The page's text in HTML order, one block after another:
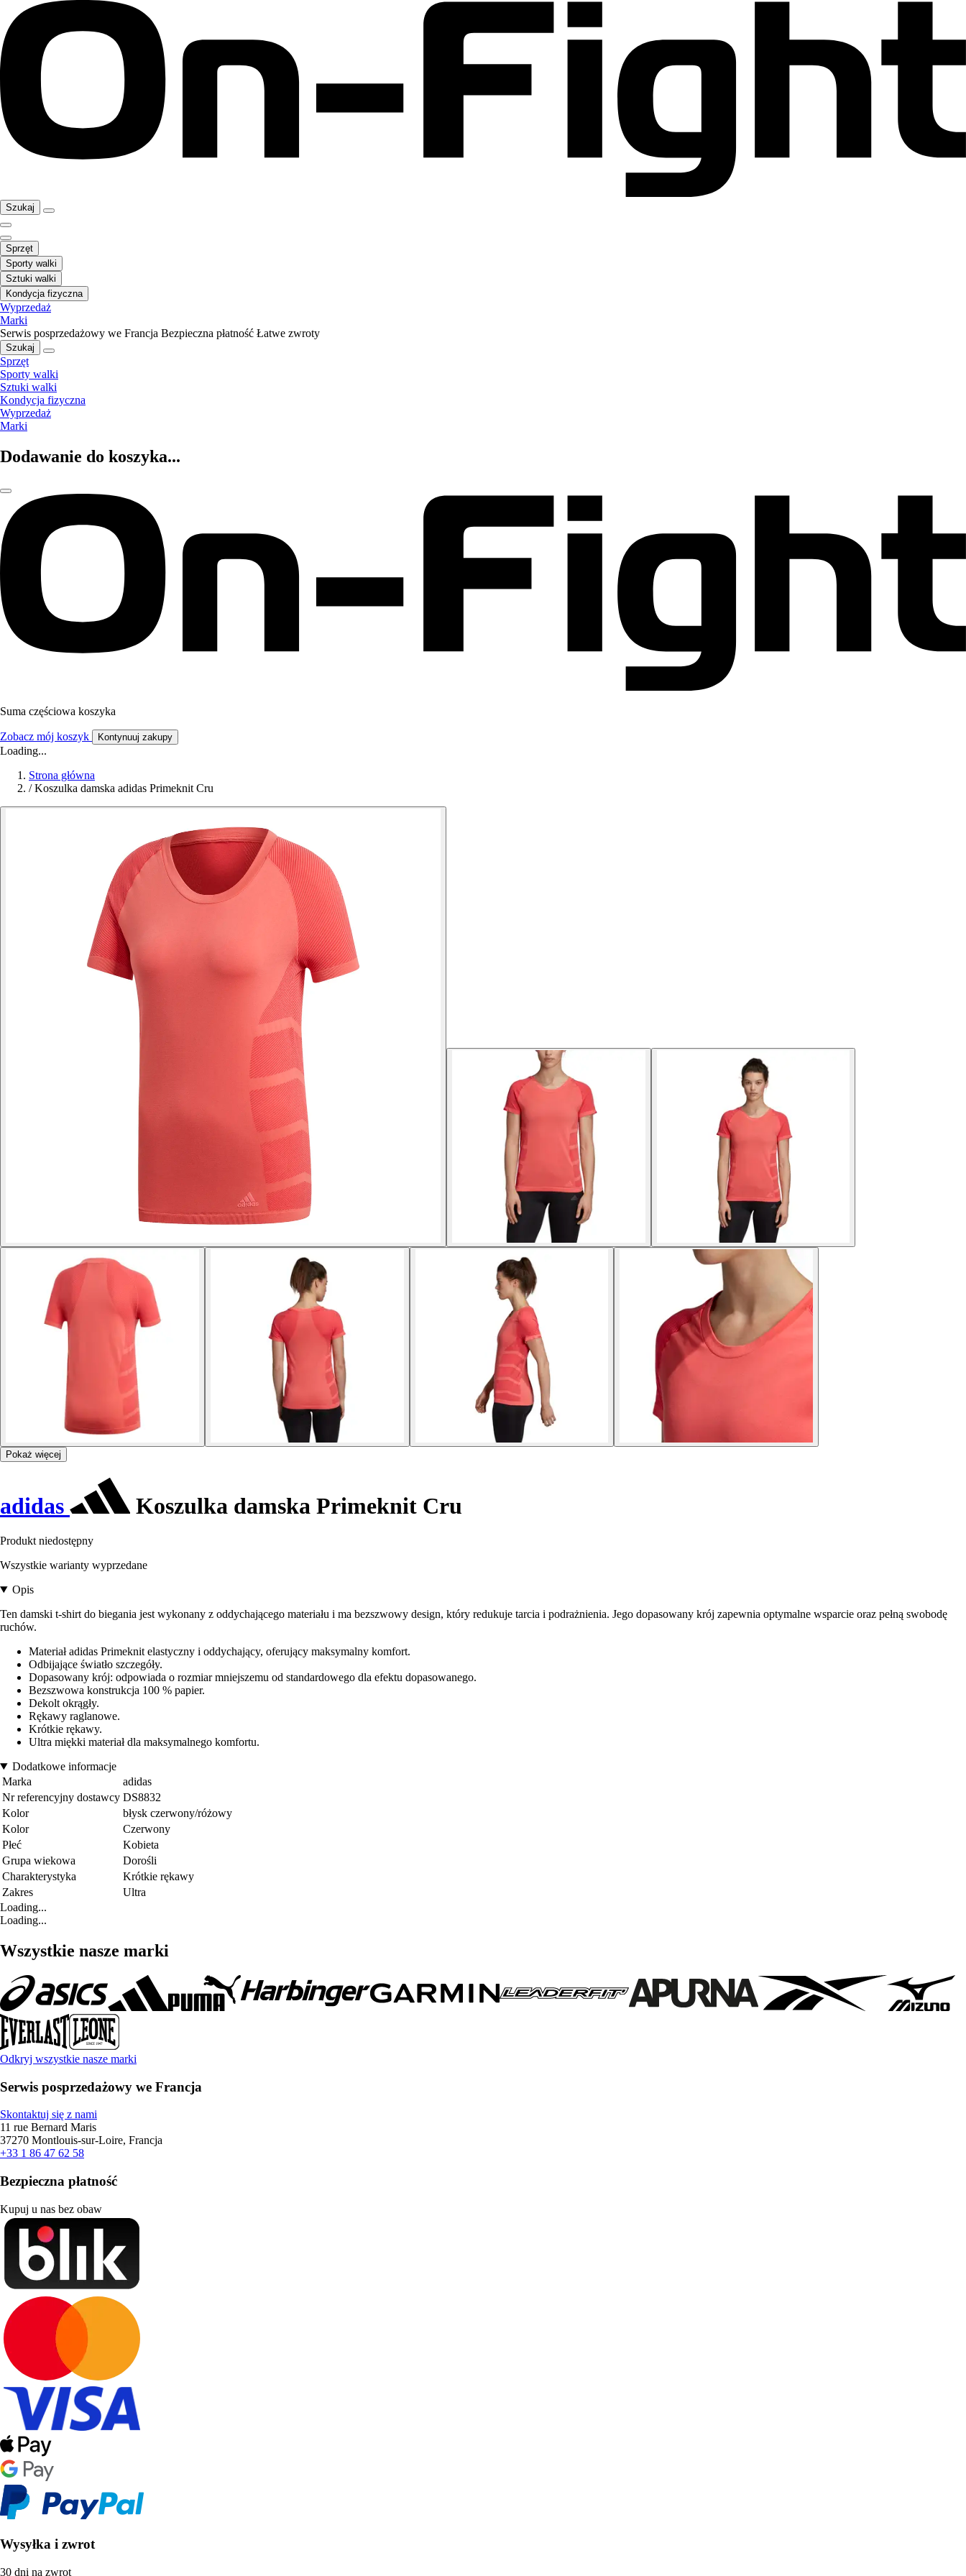
Szukaj
Sprzęt
Sporty walki
Sztuki walki
Kondycja fizyczna
Wyprzedaż
Marki
Serwis posprzedażowy we Francja Bezpieczna płatność Łatwe zwroty
Szukaj
Sprzęt
Sporty walki
Sztuki walki
Kondycja fizyczna
Wyprzedaż
Marki
Dodawanie do koszyka...
Suma częściowa koszyka
Zobacz mój koszyk Kontynuuj zakupy
Loading...
Strona główna
/ Koszulka damska adidas Primeknit Cru
Pokaż więcej
adidas Koszulka damska Primeknit Cru
Produkt niedostępny
Wszystkie warianty wyprzedane
Opis
Ten damski t-shirt do biegania jest wykonany z oddychającego materiału i ma bezszwowy design, który redukuje tarcia i podrażnienia. Jego dopasowany krój zapewnia optymalne wsparcie oraz pełną swobodę
ruchów.
Materiał adidas Primeknit elastyczny i oddychający, oferujący maksymalny komfort.
Odbijające światło szczegóły.
Dopasowany krój: odpowiada o rozmiar mniejszemu od standardowego dla efektu dopasowanego.
Bezszwowa konstrukcja 100 % papier.
Dekolt okrągły.
Rękawy raglanowe.
Krótkie rękawy.
Ultra miękki materiał dla maksymalnego komfortu.
Dodatkowe informacje
Marka
adidas
Nr referencyjny dostawcy DS8832
Kolor
błysk czerwony/różowy
Kolor
Czerwony
Płeć
Kobieta
Grupa wiekowa
Dorośli
Charakterystyka
Krótkie rękawy
Zakres
Ultra
Loading...
Loading...
Wszystkie nasze marki
Odkryj wszystkie nasze marki
Serwis posprzedażowy we Francja
Skontaktuj się z nami
11 rue Bernard Maris
37270 Montlouis-sur-Loire, Francja
+33 1 86 47 62 58
Bezpieczna płatność
Kupuj u nas bez obaw
Wysyłka i zwrot
30 dni na zwrot